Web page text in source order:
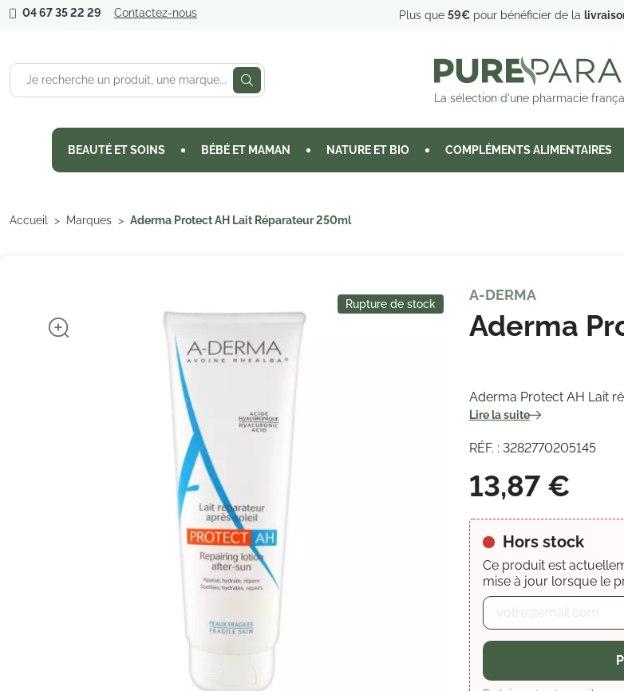
04 67 35 22 29 Contactez-nous Plus que 59€ pour bénéficier de la
La sélection d'une pharmacie
BEAUTÉ ET SOINS BÉBÉ ET MAMAN NATURE ET BIO COMPLÉMENTS ALIMENTAIRES
Accueil Marques Aderma Protect AH Lait Réparateur 250ml
Rupture de stock
A-DERMA
Aderma
Aderma Protect AH Lait
Lire la suite
RÉF. : 3282770205145
13,87 €
Hors stock
Ce produit est
mise à jour lorsque le